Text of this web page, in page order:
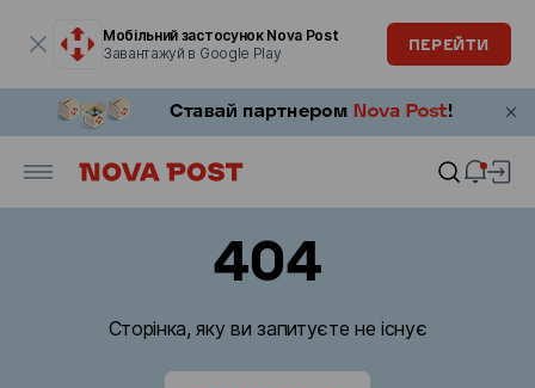
Мобільний застосунок Nova Post
Завантажуй в Google Play
ПЕРЕЙТИ
404
Сторінка, яку ви запитуєте не існує